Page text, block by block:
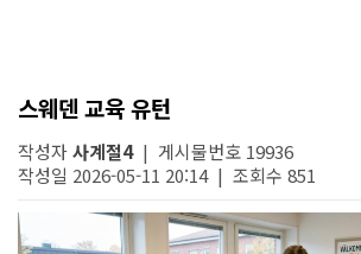
스웨덴 교육 유턴
작성자사계절4| 게시물번호 19936
작성일 2026-05-11 20:14 | 조회수 851